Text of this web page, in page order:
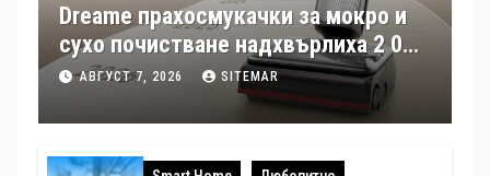
Dreame прахосмукачки за мокро и
сухо почистване надхвърлиха 2 000
патентни заявки в световен мащаб
АВГУСТ 7, 2026 SITEMAR